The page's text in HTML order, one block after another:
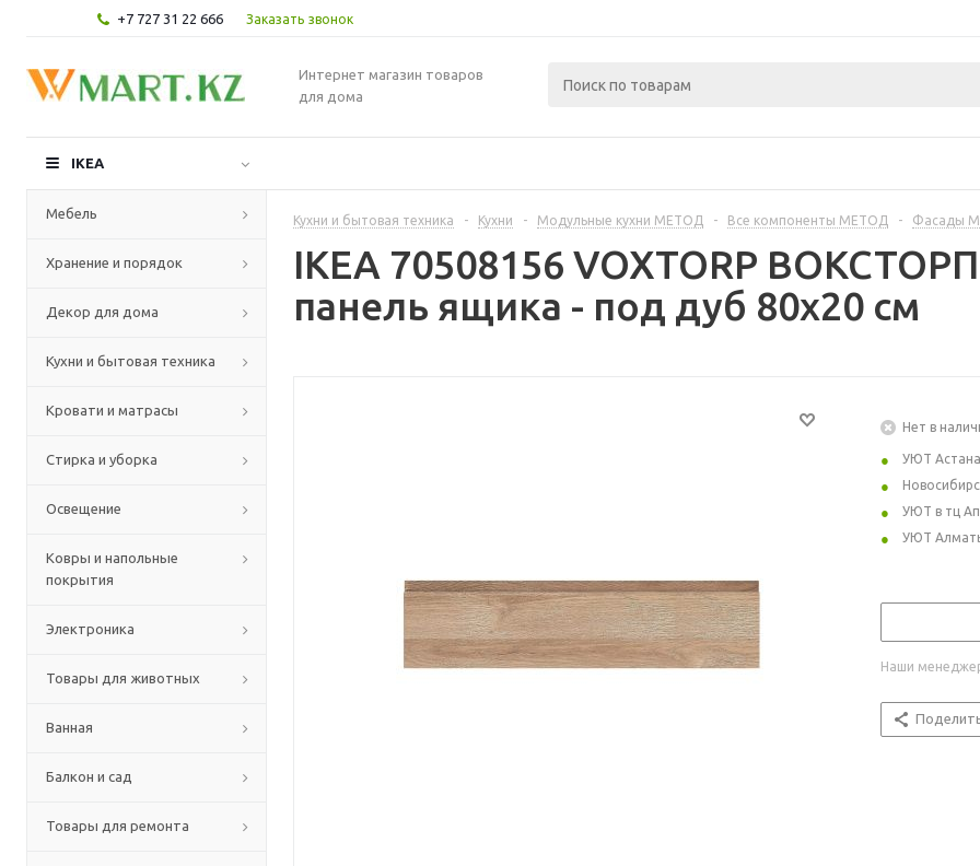
+7 727 31 22 666 Заказать звонок
Интернет магазин товаров
для дома
IKEA
Мебель
Хранение и порядок
Декор для дома
Кухни и бытовая техника
Кровати и матрасы
Стирка и уборка
Освещение
Ковры и напольные
покрытия
Электроника
Товары для животных
Ванная
Балкон и сад
Товары для ремонта
Кухни и бытовая техника - Кухни - Модульные кухни МЕТОД - Все компоненты МЕТОД - Фасады
IKEA 70508156 VOXTORP
панель ящика - под дуб 80x20 см
Нет в
УЮТ Астана
УЮТ в тц
УЮТ
Наши